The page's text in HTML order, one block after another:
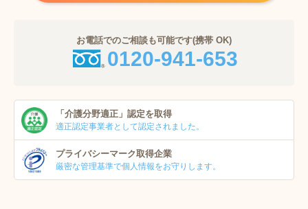
お電話でのご相談も可能です(携帯 OK)
0120-941-653
「介護分野適正」 認定を取得
適正認定事業者として認定されました。
プライバシーマーク取得企業
厳密な管理基準で個人情報をお守りします。